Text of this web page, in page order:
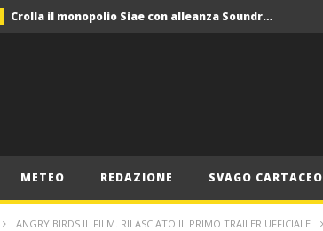
Crolla il monopolio Siae con alleanza Soundreef – LEA
Crolla il monopolio Siae con alleanza Soundreef – LEA
METEO REDAZIONE SVAGO CARTACEO
ANGRY BIRDS IL FILM. RILASCIATO IL PRIMO TRAILER UFFICIALE